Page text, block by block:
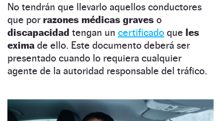
No tendrán que llevarlo aquellos conductores
que por razones médicas graves o
discapacidad tengan un certificado que les
exima de ello. Este documento deberá ser
presentado cuando lo requiera cualquier
agente de la autoridad responsable del tráfico.